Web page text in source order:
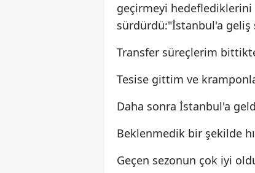
geçirmeyi hedeflediklerini
sürdürdü:"İstanbul'a geliş
Transfer süreçlerim
Tesise gittim ve
Daha sonra İstanbul'a
Beklenmedik bir şekilde
Geçen sezonun çok iyi